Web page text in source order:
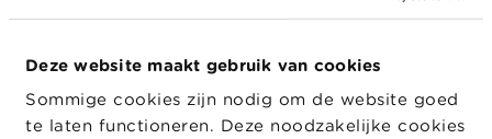
Deze website maakt gebruik van cookies
Sommige cookies zijn nodig om de website goed
te laten functioneren. Deze noodzakelijke cookies
over standpunten van de fiscale administratie of
over bepaalde onderwerpen die van belang zijn in
de context van successieplanning;